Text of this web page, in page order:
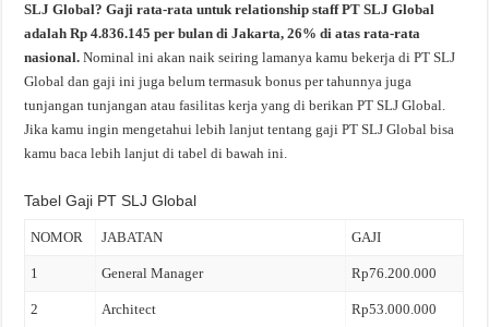
SLJ Global? Gaji rata-rata untuk relationship staff PT SLJ Global
adalah Rp 4.836.145 per bulan di Jakarta, 26% di atas rata-rata
nasional.Nominal ini akan naik seiring lamanya kamu bekerja di PT SLJ
Global dan gaji ini juga belum termasuk bonus per tahunnya juga
tunjangan tunjangan atau fasilitas kerja yang di berikan PT SLJ Global.
Jika kamu ingin mengetahui lebih lanjut tentang gaji PT SLJ Global bisa
kamu baca lebih lanjut di tabel di bawah ini.
Tabel Gaji PT SLJ Global
NOMOR JABATAN GAJI
1 General Manager Rp76.200.000
2 Architect Rp53.000.000